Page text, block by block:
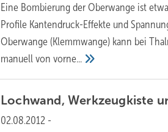
Eine Bombierung der Oberwange ist
Profile Kantendruck-Effekte und
Oberwange (Klemmwange) kann bei
manuell vonvorne...
Lochwand, Werkzeugkiste
02.08.2012 -